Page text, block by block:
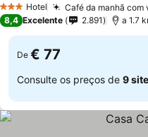
3 EstrelasHotel Café da manhã com
8,4 Excelente 2.891 a 1.7
De € 77
Consulte os preços de 9